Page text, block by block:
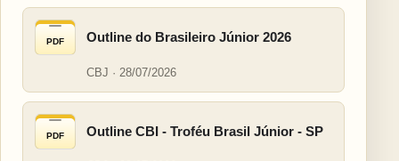
PDF Outline do Brasileiro Júnior 2026
CBJ · 28/07/2026
PDF Outline CBI - Troféu Brasil Júnior - SP